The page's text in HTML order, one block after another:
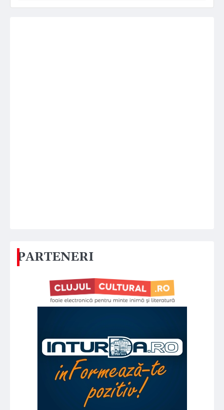
PARTENERI